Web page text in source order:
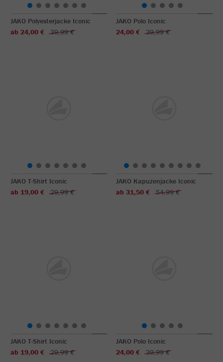
JAKO Polyesterjacke Iconic
ab 24,00 €
39,99 €
JAKO Polo Iconic
24,00 €
39,99 €
JAKO T-Shirt Iconic
ab 19,00 €
29,99 €
JAKO Kapuzenjacke Iconic
ab 31,50 €
54,99 €
JAKO T-Shirt Iconic
ab 19,00 €
29,99 €
JAKO Polo Iconic
24,00 €
39,99 €